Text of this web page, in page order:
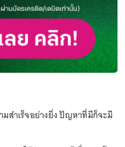
มสำเร็จอย่างยิ่ง ปัญหาที่มีก็จะมี